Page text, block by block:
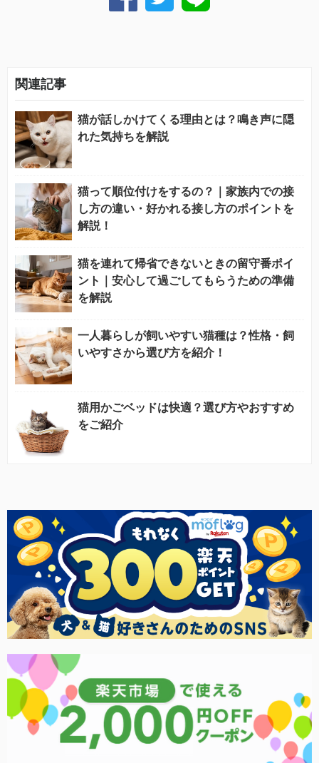
関連記事
猫が話しかけてくる理由とは？鳴き声に隠
れた気持ちを解説
猫って順位付けをするの？｜家族内での接
し方の違い・好かれる接し方のポイントを
解説！
猫を連れて帰省できないときの留守番ポイ
ント｜安心して過ごしてもらうための準備
を解説
一人暮らしが飼いやすい猫種は？性格・飼
いやすさから選び方を紹介！
猫用かごベッドは快適？選び方やおすすめ
をご紹介